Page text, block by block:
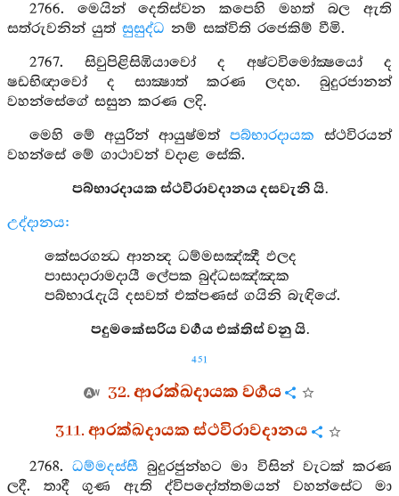
2766. මෙයින් දෙතිස්වන කපෙහි මහත් බල ඇති
සත්රුවනින් යුත් සුසුද්ධ නම් සක්විති රජෙකිම් වීමි.
2767. සිවුපිළිසිඹියාවෝ ද අෂ්ටවිමෝක්‍ෂයෝ ද
ෂඩභිඥාවෝ ද සාක්‍ෂාත් කරණ ලදහ. බුදුරජානන්
වහන්සේගේ සසුන කරණ ලදි.
මෙහි මේ අයුරින් ආයුෂ්මත්පබ්භාරදායක ස්ථවිරයන්
වහන්සේ මේ ගාථාවන් වදාළ සේකි.
පබ්භාරදායක ස්ථවිරාවදානය දසවැනි යි.
උද්දානය:
කේසරගන්‍ධ ආනන්‍ද ධම්මසඤ්ඤී ඵලද
පාසාදාරාමදායී ලේපක බුද්ධසඤ්ඤක
පබ්භාරැදැයි දසවත් එක්පණස් ගයිනි බැඳියේ.
පදුමකේසරිය වර්‍ගය එක්තිස් වනු යි.
451
32. ආරක්ඛදායක වර්‍ගය
311. ආරක්ඛදායක ස්ථවිරාවදානය
2768. ධම්මදස්සීබුදුරජුන්හට මා විසින් වැටක් කරණ
ලදී. තාදී ගුණ ඇති ද්විපදෝත්තමයන් වහන්සේට මා